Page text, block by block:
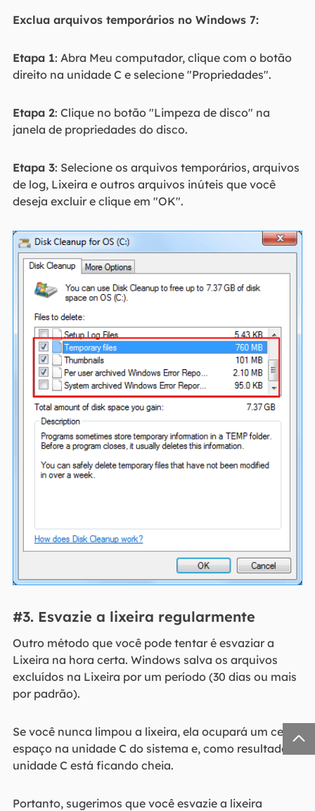
Exclua arquivos temporários no Windows 7:
Etapa 1: Abra Meu computador, clique com o botão
direito na unidade C e selecione "Propriedades".
Etapa 2: Clique no botão "Limpeza de disco" na
janela de propriedades do disco.
Etapa 3: Selecione os arquivos temporários, arquivos
de log, Lixeira e outros arquivos inúteis que você
deseja excluir e clique em "OK".
#3. Esvazie a lixeira regularmente
Outro método que você pode tentar é esvaziar a
Lixeira na hora certa. Windows salva os arquivos
excluídos na Lixeira por um período (30 dias ou mais
por padrão).
Se você nunca limpou a lixeira, ela ocupará um certo
espaço na unidade C do sistema e, como resultado, a
unidade C está ficando cheia.
Portanto, sugerimos que você esvazie a lixeira
